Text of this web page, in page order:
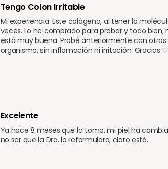
Tengo Colon Irritable
Mi experiencia: Este colágeno, al tener la
veces. Lo he comprado para probar y todo
está muy buena. Probé anteriormente con
organismo, sin inflamación ni irritación. Gracias.♡
Excelente
Ya hace 8 meses que lo tomo, mi piel ha
no ser que la Dra. lo reformulara, claro está.